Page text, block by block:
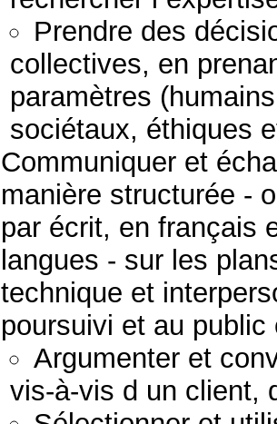
Prendre des
collectives, en
paramètres
sociétaux, éthiques
Communiquer et
manière structurée -
par écrit, en français
langues - sur les
technique et
poursuivi et au public
Argumenter et
vis-à-vis d un client,